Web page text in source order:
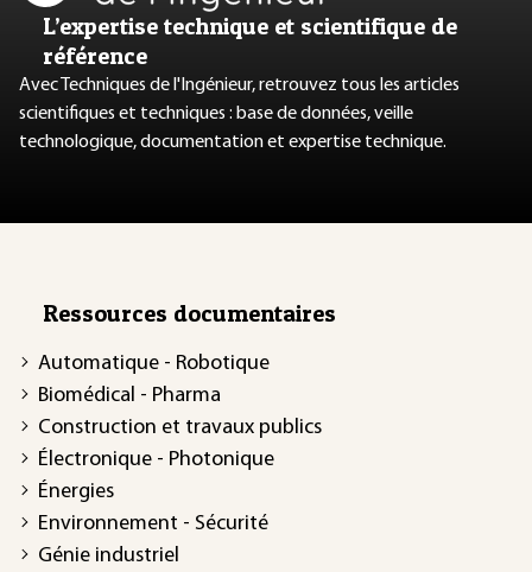
L’expertise technique et scientifique de
référence
Avec Techniques de l'Ingénieur, retrouvez tous les articles
scientifiques et techniques : base de données, veille
technologique, documentation et expertise technique.
Ressources documentaires
Automatique - Robotique
Biomédical - Pharma
Construction et travaux publics
Électronique - Photonique
Énergies
Environnement - Sécurité
Génie industriel